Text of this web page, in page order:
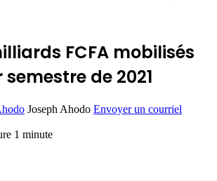
FCFA mobilisés
de 2021
Joseph Ahodo Envoyer un courriel
1 minute